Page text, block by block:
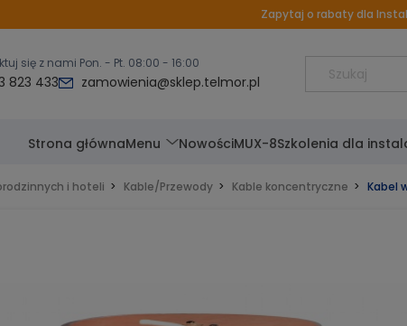
Zapytaj o rabaty dla
się z nami Pon. - Pt. 08:00 - 16:00
823 433 zamowienia@sklep.telmor.pl
Strona głównaMenu NowościMUX-8Szkolenia dla
i hoteli Kable/Przewody Kable koncentryczne Kabel